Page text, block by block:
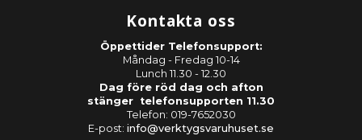
Kontakta oss
Öppettider Telefonsupport:
Måndag - Fredag 10-14
Lunch 11.30 - 12.30
Dag före röd dag och afton
stänger telefonsupporten 11.30
Telefon: 019-7652030
E-post: info@verktygsvaruhuset.se